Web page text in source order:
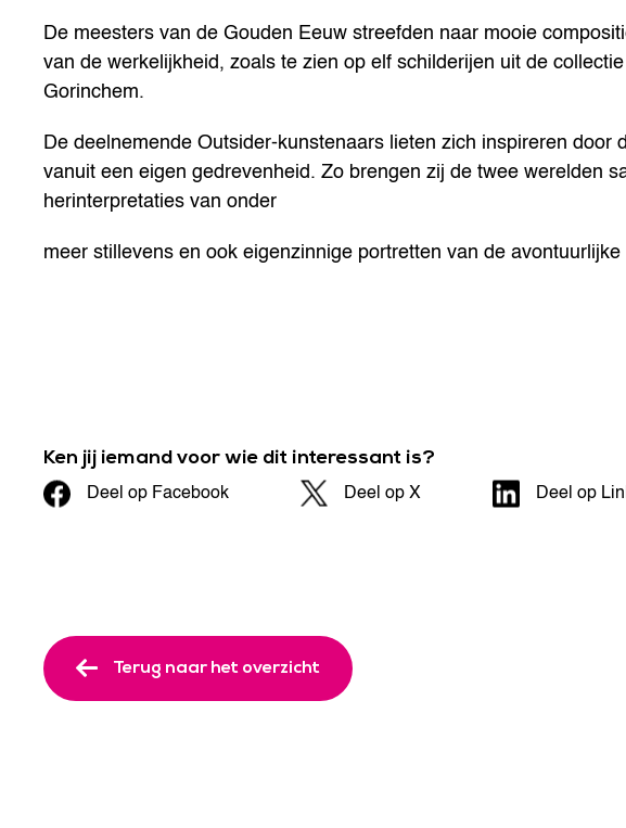
De meesters van de Gouden Eeuw streefden naar mooie
van de werkelijkheid, zoals te zien op elf schilderijen uit de
Gorinchem.
De deelnemende Outsider-kunstenaars lieten zich inspireren door
vanuit een eigen gedrevenheid. Zo brengen zij de twee werelden
herinterpretaties van onder
meer stillevens en ook eigenzinnige portretten van de
Ken jij iemand voor wie dit interessant is?
Deel op Facebook Deel op X Deel op
Terug naar het overzicht